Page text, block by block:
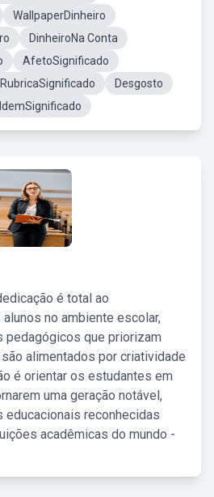
WallpaperDinheiro
DinheiroNa Conta
AfetoSignificado
RubricaSignificado
Desgosto
IdemSignificado
é total ao
no ambiente escolar,
pedagógicos que priorizam
alimentados por criatividade
é orientar os estudantes em
uma geração notável,
educacionais reconhecidas
acadêmicas do mundo -